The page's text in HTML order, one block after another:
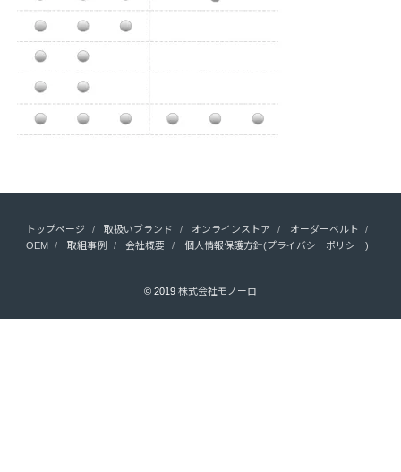
トップページ 取扱いブランド オンラインストア
オーダーベルト
OEM
取組事例 会社概要 個人情報保護方針(プライバシーポリシー)
© 2019 株式会社モノーロ